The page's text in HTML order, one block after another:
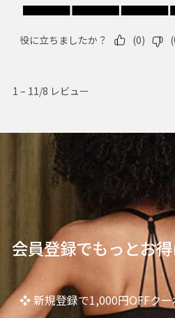
会員登録でもっとお
❖ 新規登録で1,000円OFFクー